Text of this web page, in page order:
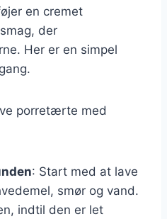
en cremet
der
Her er en simpel
porretærte med
: Start med at lave
smør og vand.
indtil den er let